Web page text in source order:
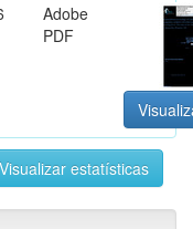
Adobe
PDF
Visualizar estatísticas